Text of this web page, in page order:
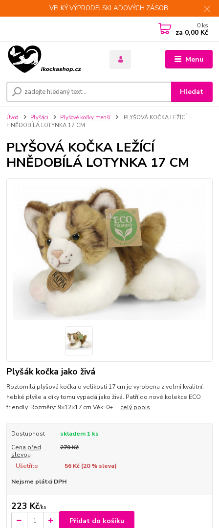
VELKÝ VÝPRODEJ SKLADOVÝCH ZÁSOB.
Menu
Hledat
0 ks
za 0,00 Kč
Úvod Plyšáci Plyšové kočky menší
PLYŠOVÁ KOČKA LEŽÍCÍ
HNĚDOBÍLÁ LOTYNKA 17 CM
PLYŠOVÁ KOČKA LEŽÍCÍ
HNĚDOBÍLÁ LOTYNKA 17 CM
Plyšák kočka jako živá
Roztomilá plyšová kočka o velikosti 17 cm je vyrobena z velmi kvalitní,
hebké plyše a díky tomu vypadá jako živá. Patří do nové kolekce ECO
friendly. Rozměry: 9×12×17 cm Věk: 0+ celý popis
Dostupnost
skladem 1 ks
Cena před
slevou
279 Kč
Ušetříte 56 Kč (20% sleva)
Nejsme plátci DPH
223 Kč/ks
Přidat do košíku